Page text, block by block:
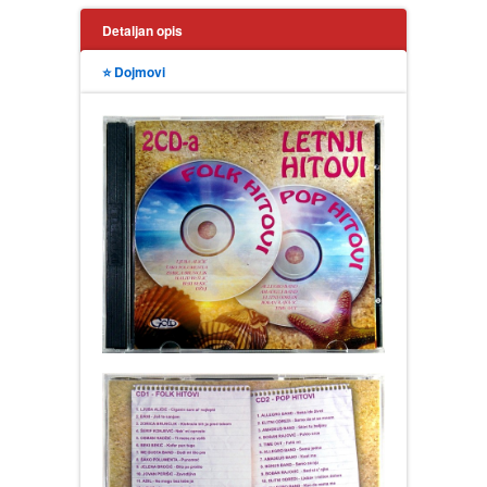
TINEJDŽ
TRILERI
UMETNOST
Detaljan opis
⭐ Dojmovi